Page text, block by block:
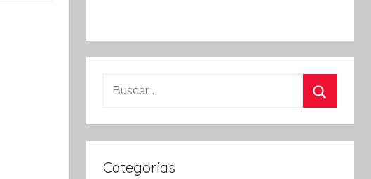
Buscar:
Categorías